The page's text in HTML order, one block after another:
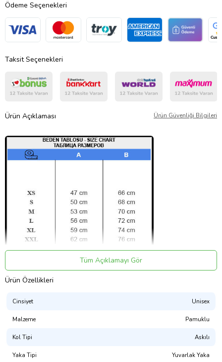
Ödeme Seçenekleri
Taksit Seçenekleri
Ürün Açıklaması Ürün Güvenliği Bilgileri
Tüm Açıklamayı Gör
Ürün Özellikleri
Cinsiyet Unisex
Malzeme Pamuklu
Kol Tipi Askılı
Yaka Tipi Yuvarlak Yaka